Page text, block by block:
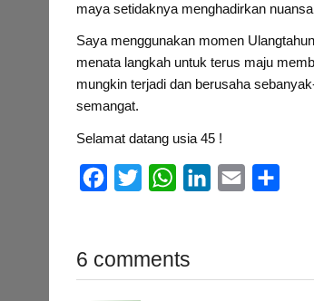
maya setidaknya menghadirkan
Saya menggunakan momen
menata langkah untuk terus maju
mungkin terjadi dan berusaha
semangat.
Selamat datang usia 45 !
e
t
W
t
6 comments